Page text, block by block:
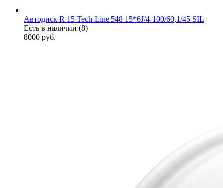
Автодиск R 15 Tech-Line 548 15*6J/4-100/60,1/45 SIL
Есть в наличии (8)
8000 руб.